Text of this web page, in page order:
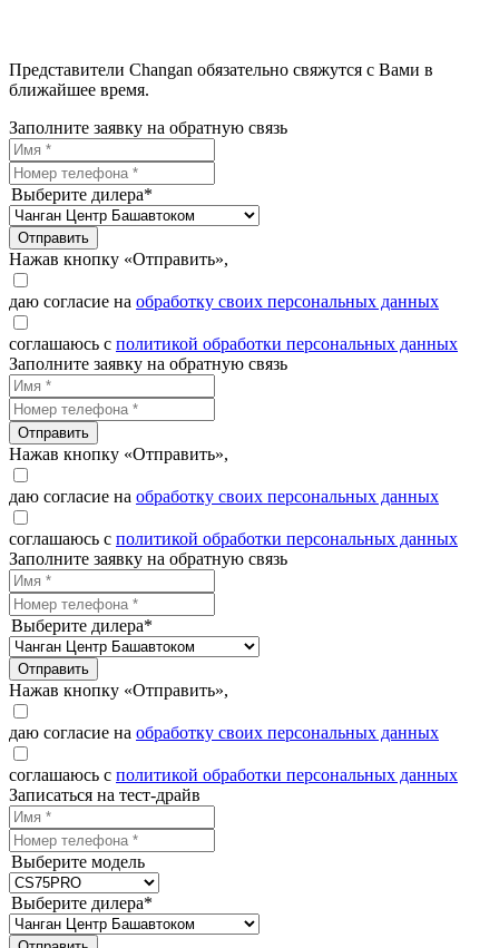
Представители Changan обязательно свяжутся с Вами в
ближайшее время.
Заполните заявку на обратную связь
Выберите дилера*
Отправить
Нажав кнопку «Отправить»,
даю согласие на обработку своих персональных данных
соглашаюсь с политикой обработки персональных данных
Заполните заявку на обратную связь
Отправить
Нажав кнопку «Отправить»,
даю согласие на обработку своих персональных данных
соглашаюсь с политикой обработки персональных данных
Заполните заявку на обратную связь
Выберите дилера*
Отправить
Нажав кнопку «Отправить»,
даю согласие на обработку своих персональных данных
соглашаюсь с политикой обработки персональных данных
Записаться на тест-драйв
Выберите модель
Выберите дилера*